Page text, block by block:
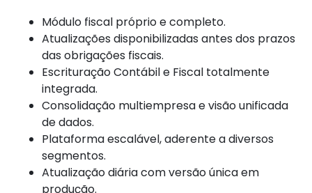
Módulo fiscal próprio e completo.
Atualizações disponibilizadas antes dos prazos
das obrigações fiscais.
Escrituração Contábil e Fiscal totalmente
integrada.
Consolidação multiempresa e visão unificada
de dados.
Plataforma escalável, aderente a diversos
segmentos.
Atualização diária com versão única em
produção.